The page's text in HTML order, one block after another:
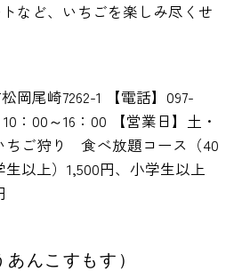
など、いちごを楽しみ尽くせ
岡尾崎7262-1 【電話】097-
：00～16：00 【営業日】土・
ちご狩り 食べ放題コース（40
上）1,500円、小学生以上
んこすもす）